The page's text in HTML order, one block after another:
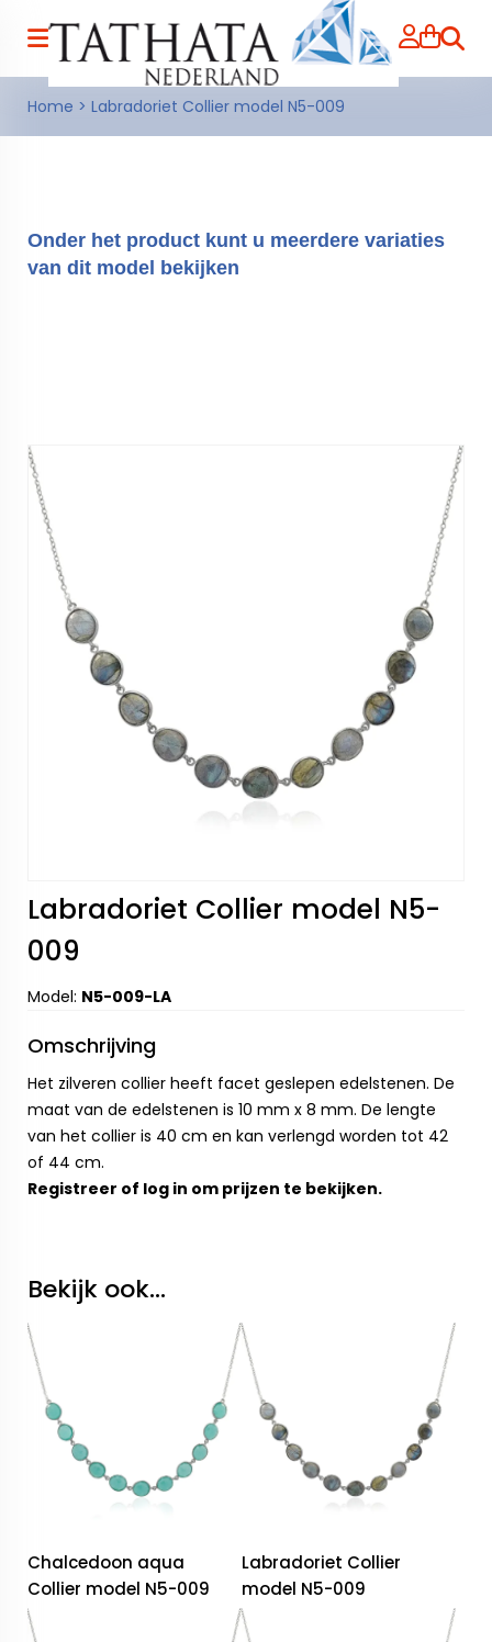
Home > Labradoriet Collier model N5-009
Onder het product kunt u meerdere variaties
van dit model bekijken
Labradoriet Collier model N5-
009
Model: N5-009-LA
Omschrijving
Het zilveren collier heeft facet geslepen edelstenen. De
maat van de edelstenen is 10 mm x 8 mm. De lengte
van het collier is 40 cm en kan verlengd worden tot 42
of 44 cm.
Registreer of log in om prijzen te bekijken.
Bekijk ook...
Chalcedoon aqua
Collier model N5-009
Labradoriet Collier
model N5-009